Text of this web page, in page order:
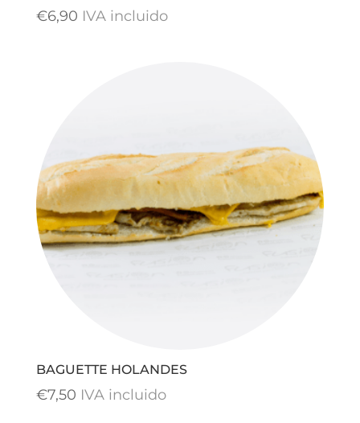
€6,90 IVA incluido
BAGUETTE HOLANDES
€7,50 IVA incluido